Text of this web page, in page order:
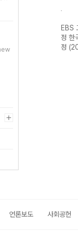
개정 (2026년용)
EBS
정 한
정
언론보도 사회공헌